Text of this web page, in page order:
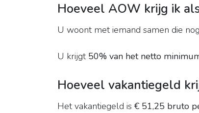
Hoeveel AOW krijg ik
U woont met iemand samen die
U krijgt 50% van het netto
Hoeveel vakantiegeld
Het vakantiegeld is € 51,25 bruto